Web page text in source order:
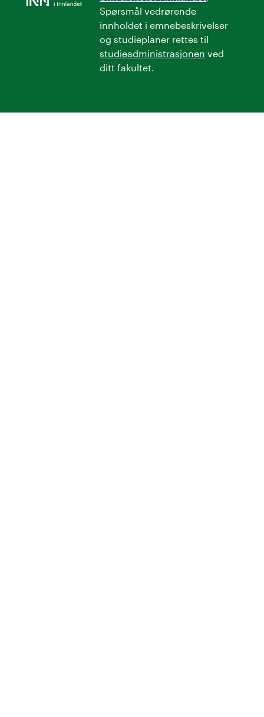
Spørsmål vedrørende
innholdet i emnebeskrivelser
og studieplaner rettes til
studieadministrasjonen ved
ditt fakultet.